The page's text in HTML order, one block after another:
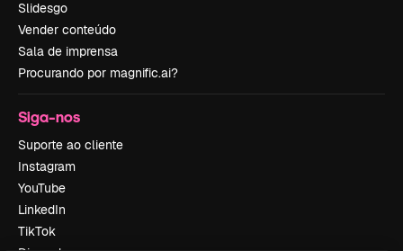
Slidesgo
Vender conteúdo
Sala de imprensa
Procurando por magnific.ai?
Siga-nos
Suporte ao cliente
Instagram
YouTube
LinkedIn
TikTok